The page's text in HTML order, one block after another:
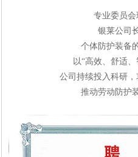
专业委员会
银莱公司
个体防护装备
以“高效、舒适、
公司持续投入科研，
推动劳动防护